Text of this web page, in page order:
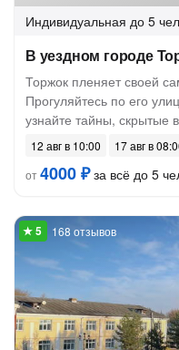
Индивидуальная до 5
В уездном городе
Торжок пленяет своей
Прогуляйтесь по его
узнайте тайны, скрытые
12 авг в 10:00
17 авг в
от4000 ₽за всё до 5
168 отзывов